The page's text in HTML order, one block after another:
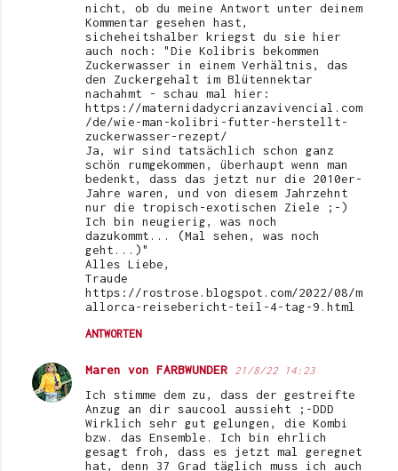
nicht, ob du meine Antwort unter deinem
Kommentar gesehen hast,
sicheheitshalber kriegst du sie hier
auch noch: "Die Kolibris bekommen
Zuckerwasser in einem Verhältnis, das
den Zuckergehalt im Blütennektar
nachahmt - schau mal hier:
https://maternidadycrianzavivencial.com
/de/wie-man-kolibri-futter-herstellt-
zuckerwasser-rezept/
Ja, wir sind tatsächlich schon ganz
schön rumgekommen, überhaupt wenn man
bedenkt, dass das jetzt nur die 2010er-
Jahre waren, und von diesem Jahrzehnt
nur die tropisch-exotischen Ziele ;-)
Ich bin neugierig, was noch
dazukommt... (Mal sehen, was noch
geht...)"
Alles Liebe,
Traude
https://rostrose.blogspot.com/2022/08/m
allorca-reisebericht-teil-4-tag-9.html
ANTWORTEN
Maren von FARBWUNDER 21/8/22 14:23
Ich stimme dem zu, dass der gestreifte
Anzug an dir saucool aussieht ;-DDD
Wirklich sehr gut gelungen, die Kombi
bzw. das Ensemble. Ich bin ehrlich
gesagt froh, dass es jetzt mal geregnet
hat, denn 37 Grad täglich muss ich auch